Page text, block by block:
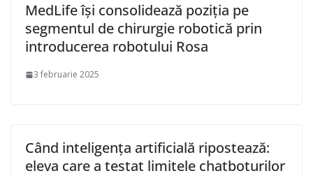
MedLife își consolidează poziția pe
segmentul de chirurgie robotică prin
introducerea robotului Rosa
3 februarie 2025
Când inteligența artificială ripostează:
eleva care a testat limitele chatboturilor